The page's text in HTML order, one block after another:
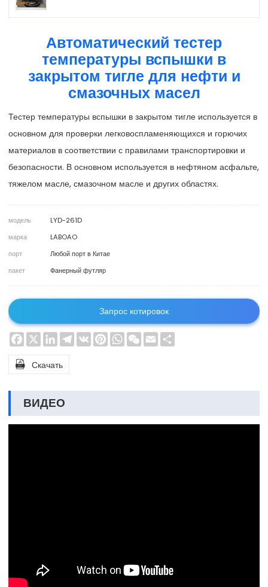
Автоматический тестер
температуры вспышки в
закрытом тигле для нефти и
смазочных масел
Тестер температуры вспышки в закрытом тигле используется в
основном для проверки легковоспламеняющихся и горючих
материалов в соответствии с правилами транспортировки и
безопасности. В основном используется в нефтяном асфальте,
тяжелом масле, смазочном масле и других областях.
модель
LYD-261D
марка
LABOAO
порт
Любой порт в Китае
пакет
Фанерный футляр
Запрос котировок
Facebook
X LinkedInTelegram
VK PinterestWhatsApp
WeChat
Email
 Скачать
ВИДЕО